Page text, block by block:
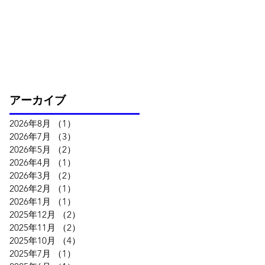
アーカイブ
2026年8月 （1）
2026年7月
（3）
2026年5月
（2）
2026年4月
（1）
2026年3月
（2）
2026年2月
（1）
2026年1月
（1）
2025年12月
（2）
2025年11月
（2）
2025年10月
（4）
2025年7月
（1）